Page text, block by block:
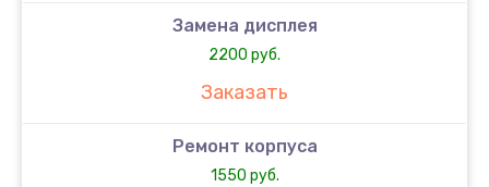
Замена дисплея
2200 руб.
Заказать
Ремонт корпуса
1550 руб.